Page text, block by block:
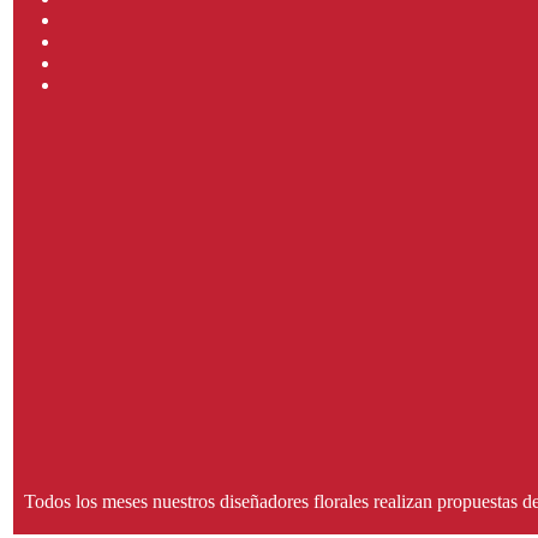
Todos los meses nuestros diseñadores florales realizan propuestas